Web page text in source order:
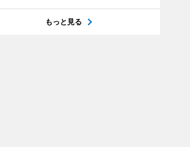
もっと見る